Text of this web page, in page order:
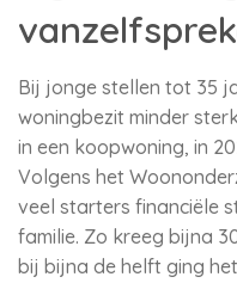
Bij jonge stellen tot 35
woningbezit minder
in een koopwoning, in
Volgens het
veel starters financiële
familie. Zo kreeg bijna
bij bijna de helft ging